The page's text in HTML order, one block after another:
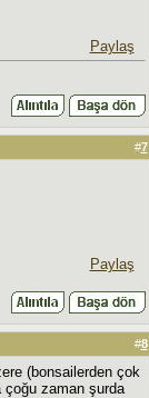
Paylaş
#7
Paylaş
#8
(bonsailerden çok
çoğu zaman şurda